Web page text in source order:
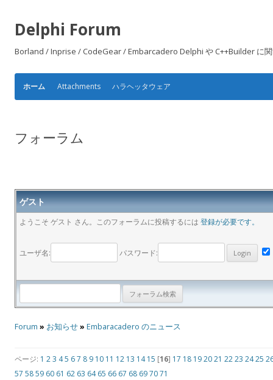
Delphi Forum
Borland / Inprise / CodeGear / Embarcadero Delphi や C++Builder に
ホーム Attachments ハラヘッタウェア
フォーラム
ゲスト
ようこそ ゲスト さん。このフォーラムに投稿するには 登録が必要です。
ユーザ名: パスワード:
Forum » お知らせ» Embaracadero のニュース
ページ: 1 23 45 67 8 9 10 11 12 13 14 15 [16] 17 18 192021 2223 2425
57 5859 60 61 62 63 64 65 66 67 68 697071